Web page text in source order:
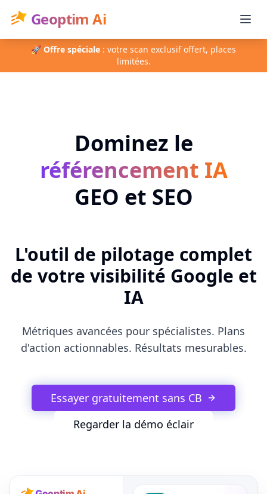
Geoptim Ai
🚀 Offre spéciale : votre scan exclusif offert, places
limitées.
Dominez le
référencement IA
GEO et SEO
L'outil de pilotage complet
de votre visibilité Google et
IA
Métriques avancées pour spécialistes. Plans
d'action actionnables. Résultats mesurables.
Essayer gratuitement sans CB
Regarder la démo éclair